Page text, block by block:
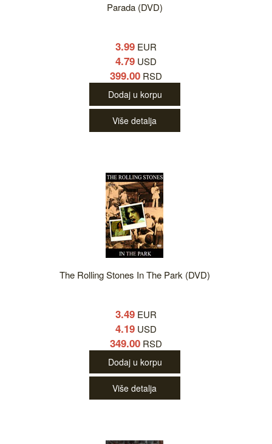
Parada (DVD)
3.99 EUR
4.79 USD
399.00 RSD
Dodaj u korpu
Više detalja
The Rolling Stones In The Park (DVD)
3.49 EUR
4.19 USD
349.00 RSD
Dodaj u korpu
Više detalja